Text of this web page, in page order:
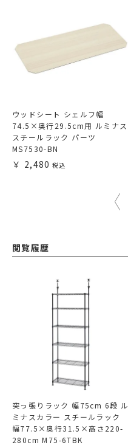
ウッドシート シェルフ幅
74.5×奥行29.5cm用 ルミナス
スチールラック パーツ
MS7530-BN
2,480
閲覧履歴
突っ張りラック 幅75cm 6段 ル
ミナスカラー スチールラック
幅77.5×奥行31.5×高さ220-
280cm M75-6TBK